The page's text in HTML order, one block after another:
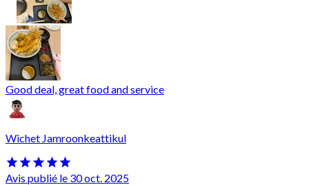
Good deal, great food and service
Wichet Jamroonkeattikul
Avis publié le 30 oct. 2025